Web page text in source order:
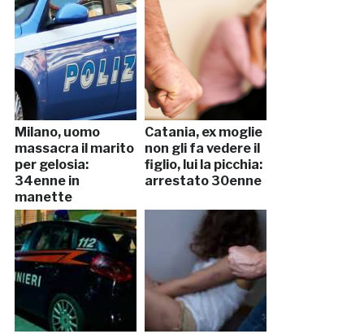
Milano, uomo
massacra il marito
per gelosia:
34enne in
manette
Catania, ex moglie
non gli fa vedere il
figlio, lui la picchia:
arrestato 30enne